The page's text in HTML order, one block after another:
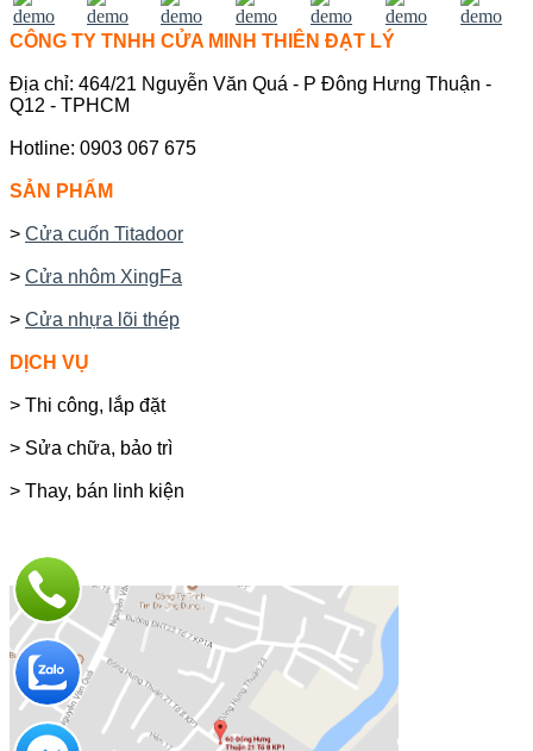
CÔNG TY TNHH CỬA MINH THIÊN ĐẠT LÝ
Địa chỉ: 464/21 Nguyễn Văn Quá - P Đông Hưng Thuận -
Q12 - TPHCM
Hotline: 0903 067 675
SẢN PHẨM
> Cửa cuốn Titadoor
> Cửa nhôm XingFa
> Cửa nhựa lõi thép
DỊCH VỤ
> Thi công, lắp đặt
> Sửa chữa, bảo trì
> Thay, bán linh kiện